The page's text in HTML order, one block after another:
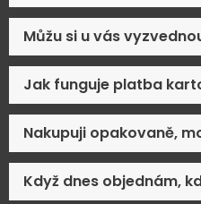
Můžu si u vás
Jak funguje platba
Nakupuji opakovaně,
Když dnes objednám,